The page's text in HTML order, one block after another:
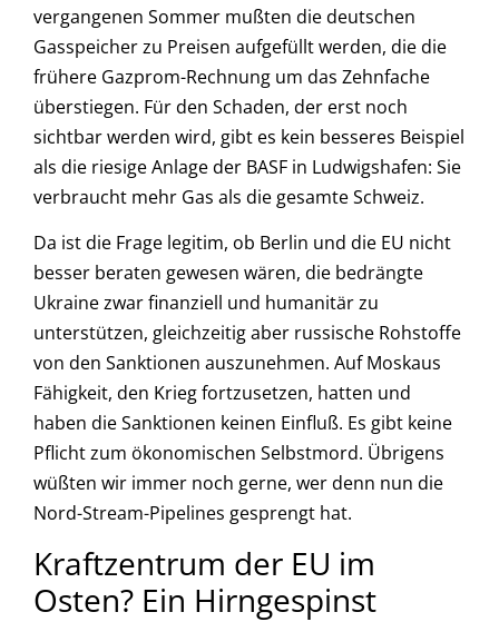
vergangenen Sommer mußten die deutschen
Gasspeicher zu Preisen aufgefüllt werden, die die
frühere Gazprom-Rechnung um das Zehnfache
überstiegen. Für den Schaden, der erst noch
sichtbar werden wird, gibt es kein besseres Beispiel
als die riesige Anlage der BASF in Ludwigshafen: Sie
verbraucht mehr Gas als die gesamte Schweiz.
Da ist die Frage legitim, ob Berlin und die EU nicht
besser beraten gewesen wären, die bedrängte
Ukraine zwar finanziell und humanitär zu
unterstützen, gleichzeitig aber russische Rohstoffe
von den Sanktionen auszunehmen. Auf Moskaus
Fähigkeit, den Krieg fortzusetzen, hatten und
haben die Sanktionen keinen Einfluß. Es gibt keine
Pflicht zum ökonomischen Selbstmord. Übrigens
wüßten wir immer noch gerne, wer denn nun die
Nord-Stream-Pipelines gesprengt hat.
Kraftzentrum der EU im
Osten? Ein Hirngespinst